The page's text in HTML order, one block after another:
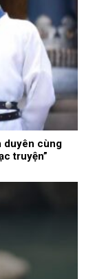
duyên cùng
truyện”